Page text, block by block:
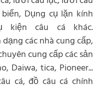
Dụng cụ lặn kính
câu cá khác.
các nhà cung cấp,
cung cấp các sản
Daiwa, tica, Pioneer...
cá, đồ câu cá chính